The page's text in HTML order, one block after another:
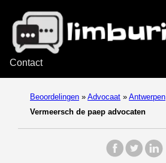
Contact
Beoordelingen » Advocaat » Antwerpen
Vermeersch de paep advocaten